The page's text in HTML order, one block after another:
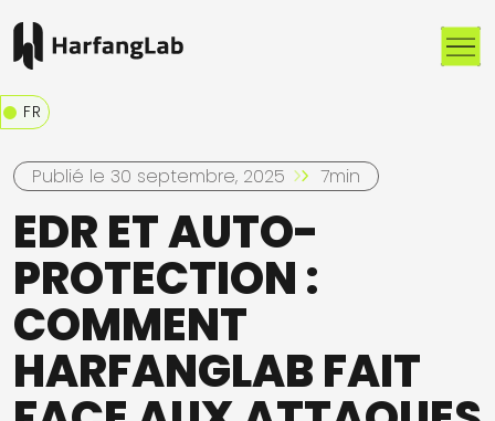
FR
Publié le 30 septembre, 2025 7min
EDR ET AUTO-
PROTECTION :
COMMENT
HARFANGLAB FAIT